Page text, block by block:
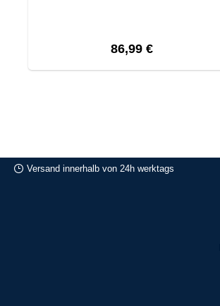
Regulärer Preis:
86,99 €
Versand innerhalb von 24h werktags